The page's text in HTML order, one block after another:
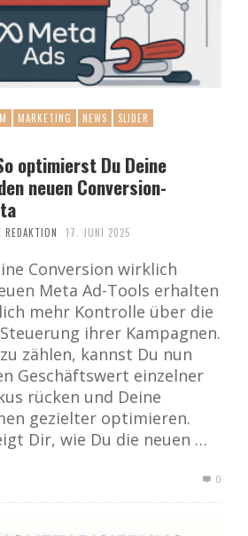
MARKETING NEWS
SLIDER
optimierst Du Deine
neuen Conversion-
REDAKTION 17. JUNI 2025
Conversion wirklich
Meta Ad-Tools erhalten
mehr Kontrolle über die
ihrer Kampagnen.
zählen, kannst Du nun
Geschäftswert einzelner
rücken und Deine
gezielter optimieren.
Dir, wie Du die neuen …
0